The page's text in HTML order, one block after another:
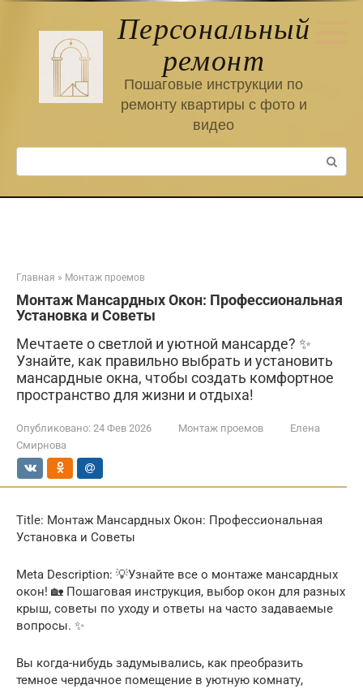
Персональный
ремонт
Пошаговые инструкции по
ремонту квартиры с фото и
видео
Поиск:
Главная » Монтаж проемов
Монтаж Мансардных Окон: Профессиональная
Установка и Советы
Мечтаете о светлой и уютной мансарде? ✨
Узнайте, как правильно выбрать и установить
мансардные окна, чтобы создать комфортное
пространство для жизни и отдыха!
Опубликовано: 24 Фев 2026 Монтаж проемов
Елена
Смирнова
Title: Монтаж Мансардных Окон: Профессиональная
Установка и Советы
Meta Description: 💡Узнайте все о монтаже мансардных
окон! 🏡 Пошаговая инструкция, выбор окон для разных
крыш, советы по уходу и ответы на часто задаваемые
вопросы. ✨
Вы когда-нибудь задумывались, как преобразить
темное чердачное помещение в уютную комнату,